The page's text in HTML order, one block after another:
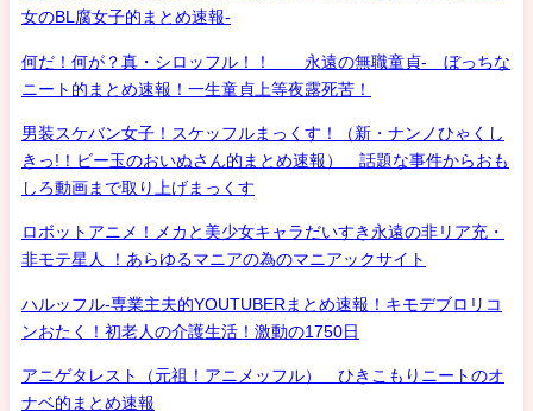
女のBL腐女子的まとめ速報-
何だ！何が？真・シロッフル！！ 永遠の無職童貞- ぼっちな
ニート的まとめ速報！一生童貞上等夜露死苦！
男装スケバン女子！スケッフルまっくす！（新・ナンノひゃくし
きっ!！ビー玉のおいぬさん的まとめ速報） 話題な事件からおも
しろ動画まで取り上げまっくす
ロボットアニメ！メカと美少女キャラだいすき永遠の非リア充・
非モテ星人 ！あらゆるマニアの為のマニアックサイト
ハルッフル-専業主夫的YOUTUBERまとめ速報！キモデブロリコ
ンおたく！初老人の介護生活！激動の1750日
アニゲタレスト（元祖！アニメッフル） ひきこもりニートのオ
ナベ的まとめ速報